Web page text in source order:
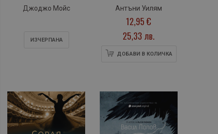
Джоджо Мойс
ИЗЧЕРПАНA
мозъка
Антъни Уилям
12,95 €
25,33 лв.
ДОБАВИ В КОЛИЧКА